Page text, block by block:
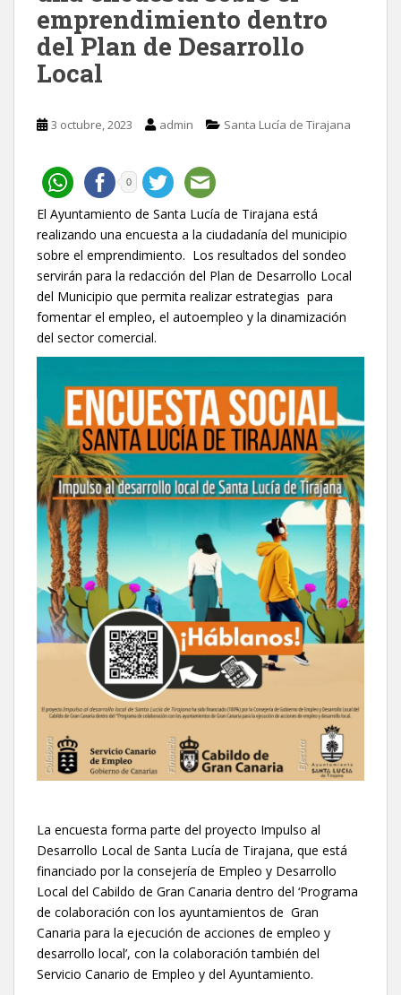
emprendimiento dentro
del Plan de Desarrollo
Local
3 octubre, 2023 admin Santa Lucía de Tirajana
0
El Ayuntamiento de Santa Lucía de Tirajana está
realizando una encuesta a la ciudadanía del municipio
sobre el emprendimiento. Los resultados del sondeo
servirán para la redacción del Plan de Desarrollo Local
del Municipio que permita realizar estrategias para
fomentar el empleo, el autoempleo y la dinamización
del sector comercial.
La encuesta forma parte del proyecto Impulso al
Desarrollo Local de Santa Lucía de Tirajana, que está
financiado por la consejería de Empleo y Desarrollo
Local del Cabildo de Gran Canaria dentro del ‘Programa
de colaboración con los ayuntamientos de Gran
Canaria para la ejecución de acciones de empleo y
desarrollo local’, con la colaboración también del
Servicio Canario de Empleo y del Ayuntamiento.